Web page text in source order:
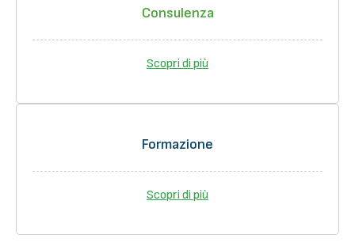
Consulenza
Scopri di più
Formazione
Scopri di più